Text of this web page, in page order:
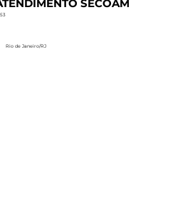
SECOAM
Rio de Janeiro/RJ